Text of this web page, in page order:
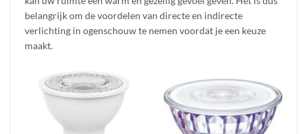
belangrijk om de voordelen van directe en indirecte
verlichting in ogenschouw te nemen voordat je een keuze
maakt.